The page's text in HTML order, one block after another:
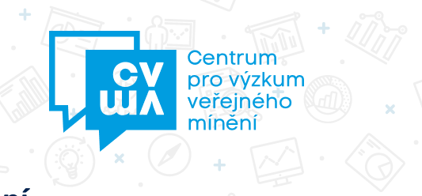
vývoj
Vztahy a životní postoje Ostatní - Různé